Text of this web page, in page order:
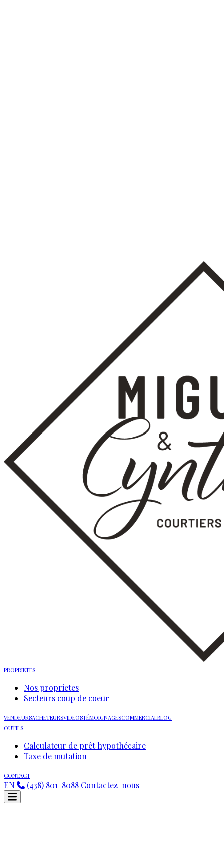
PROPRIETES
Nos proprietes
Secteurs coup de coeur
VENDEURSACHETEURSVIDEOSTÉMOIGNAGESCOMMERCIALBLOG
OUTILS
Calculateur de prêt hypothécaire
Taxe de mutation
CONTACT
EN (438) 801-8088 Contactez-nous